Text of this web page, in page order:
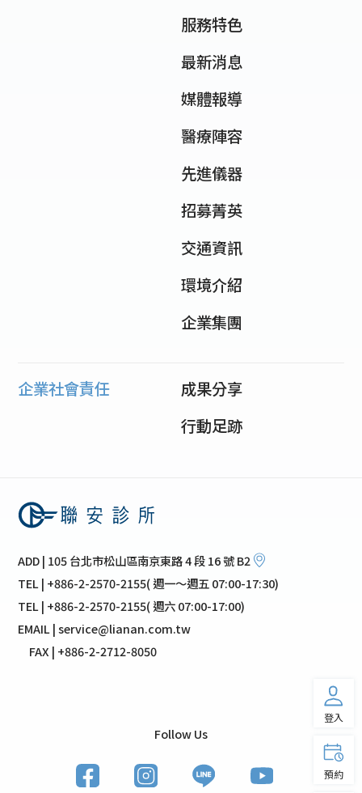
服務特色
最新消息
媒體報導
醫療陣容
先進儀器
招募菁英
交通資訊
環境介紹
企業集團
企業社會責任
成果分享
行動足跡
ADD | 105 台北市松山區南京東路 4 段 16 號 B2
TEL | +886-2-2570-2155( 週一～週五 07:00-17:30)
TEL | +886-2-2570-2155( 週六 07:00-17:00)
EMAIL | service@lianan.com.tw
FAX | +886-2-2712-8050
Follow Us
登入
預約